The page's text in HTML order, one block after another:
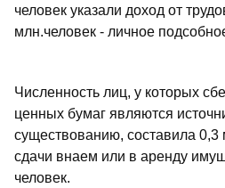
человек указали доход от
млн.человек - личное
Численность лиц, у которых
ценных бумаг являются
существованию, составила 0,3
сдачи внаем или в аренду
человек.